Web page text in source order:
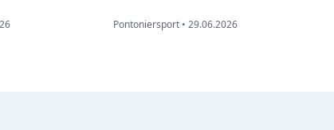
Pontoniersport • 29.06.2026